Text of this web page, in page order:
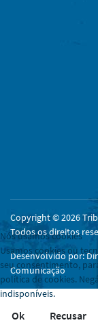
Copyright © 2026
Todos os direitos
Desenvolvido por:
Comunicação
Nós usamos cookies
Usamos cookies ou
seu consentimento,
política de cookies.
indisponíveis.
Ok Recusar